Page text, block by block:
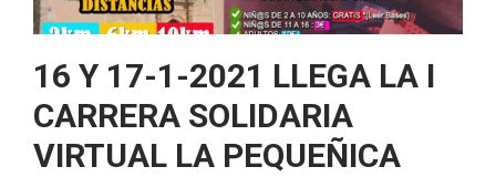
16 Y 17-1-2021 LLEGA LA I
CARRERA SOLIDARIA
VIRTUAL LA PEQUEÑICA